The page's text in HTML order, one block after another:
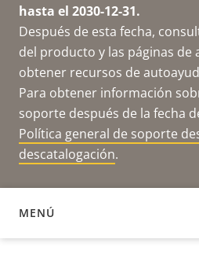
hasta el 2030-12-31.
Después de esta fecha,
del producto y las páginas de
obtener recursos de
Para obtener información
soporte después de la fecha
Política general de soporte
descatalogación.
MENÚ
DOCUMENTACIÓN